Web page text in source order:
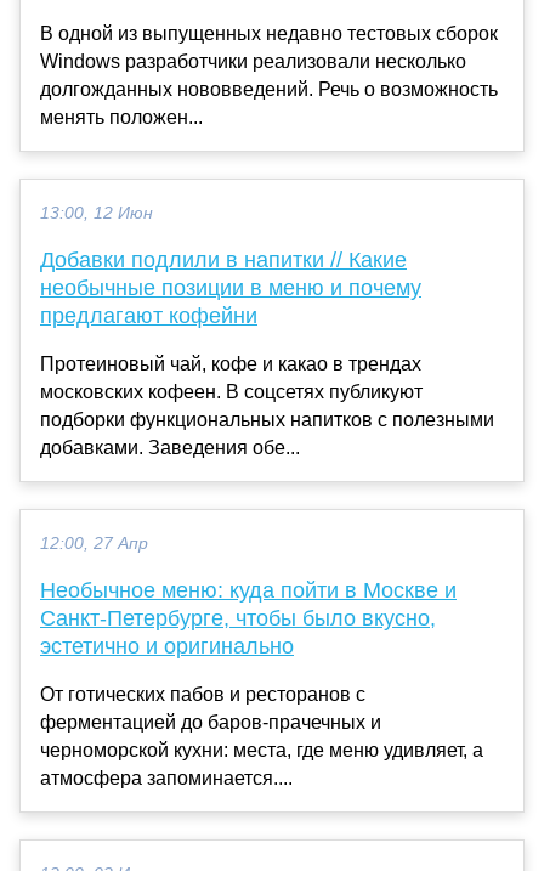
В одной из выпущенных недавно тестовых сборок
Windows разработчики реализовали несколько
долгожданных нововведений. Речь о возможность
менять положен...
13:00, 12 Июн
Добавки подлили в напитки // Какие
необычные позиции в меню и почему
предлагают кофейни
Протеиновый чай, кофе и какао в трендах
московских кофеен. В соцсетях публикуют
подборки функциональных напитков с полезными
добавками. Заведения обе...
12:00, 27 Апр
Необычное меню: куда пойти в Москве и
Санкт-Петербурге, чтобы было вкусно,
эстетично и оригинально
От готических пабов и ресторанов с
ферментацией до баров-прачечных и
черноморской кухни: места, где меню удивляет, а
атмосфера запоминается....